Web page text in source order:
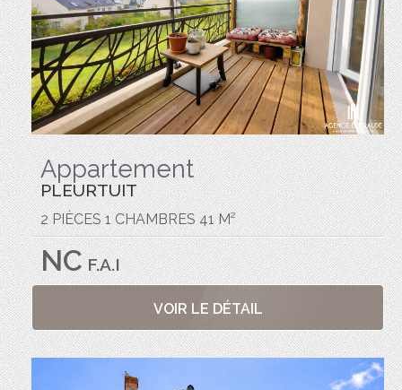
Appartement
PLEURTUIT
2 PIÈCES 1 CHAMBRES 41 M²
NCF.A.I
VOIR LE DÉTAIL